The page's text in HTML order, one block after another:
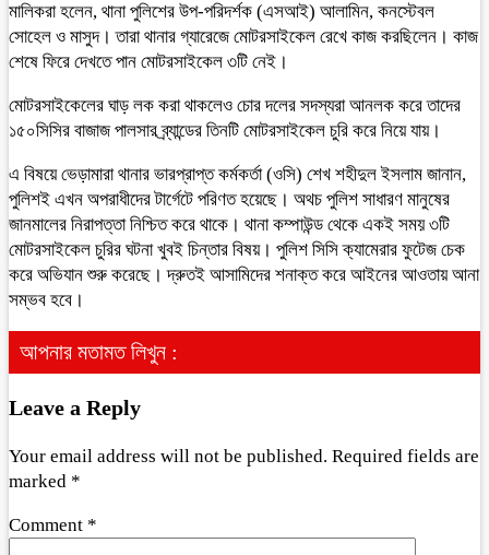
মালিকরা হলেন, থানা পুলিশের উপ-পরিদর্শক (এসআই) আলামিন, কনস্টেবল
সোহেল ও মাসুদ। তারা থানার গ্যারেজে মোটরসাইকেল রেখে কাজ করছিলেন। কাজ
শেষে ফিরে দেখতে পান মোটরসাইকেল ৩টি নেই।
মোটরসাইকেলের ঘাড় লক করা থাকলেও চোর দলের সদস্যরা আনলক করে তাদের
১৫০সিসির বাজাজ পালসার ব্র্যান্ডের তিনটি মোটরসাইকেল চুরি করে নিয়ে যায়।
এ বিষয়ে ভেড়ামারা থানার ভারপ্রাপ্ত কর্মকর্তা (ওসি) শেখ শহীদুল ইসলাম জানান,
পুলিশই এখন অপরাধীদের টার্গেটে পরিণত হয়েছে। অথচ পুলিশ সাধারণ মানুষের
জানমালের নিরাপত্তা নিশ্চিত করে থাকে। থানা কম্পাউন্ড থেকে একই সময় ৩টি
মোটরসাইকেল চুরির ঘটনা খুবই চিন্তার বিষয়। পুলিশ সিসি ক্যামেরার ফুটেজ চেক
করে অভিযান শুরু করেছে। দ্রুতই আসামিদের শনাক্ত করে আইনের আওতায় আনা
সম্ভব হবে।
আপনার মতামত লিখুন :
Leave a Reply
Your email address will not be published. Required fields are
marked *
Comment *